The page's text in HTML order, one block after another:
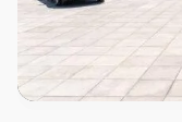
この画